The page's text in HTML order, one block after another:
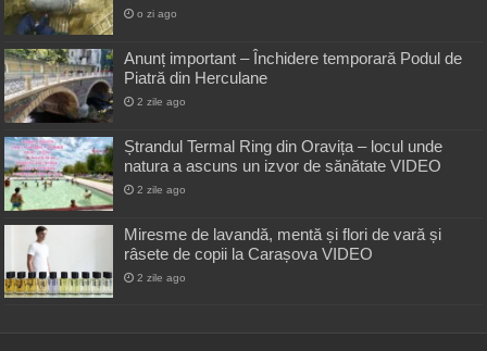
o zi ago
Anunț important – Închidere temporară Podul de
Piatră din Herculane
2 zile ago
Ștrandul Termal Ring din Oravița – locul unde
natura a ascuns un izvor de sănătate VIDEO
2 zile ago
Miresme de lavandă, mentă și flori de vară și
râsete de copii la Carașova VIDEO
2 zile ago